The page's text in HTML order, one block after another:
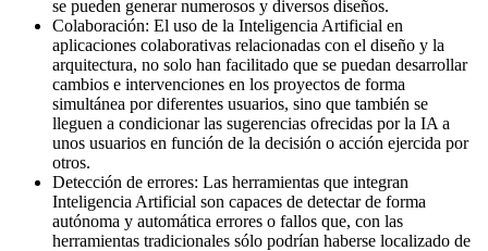
se pueden generar numerosos y diversos diseños.
Colaboración: El uso de la Inteligencia Artificial en
aplicaciones colaborativas relacionadas con el diseño y la
arquitectura, no solo han facilitado que se puedan desarrollar
cambios e intervenciones en los proyectos de forma
simultánea por diferentes usuarios, sino que también se
lleguen a condicionar las sugerencias ofrecidas por la IA a
unos usuarios en función de la decisión o acción ejercida por
otros.
Detección de errores: Las herramientas que integran
Inteligencia Artificial son capaces de detectar de forma
autónoma y automática errores o fallos que, con las
herramientas tradicionales sólo podrían haberse localizado de